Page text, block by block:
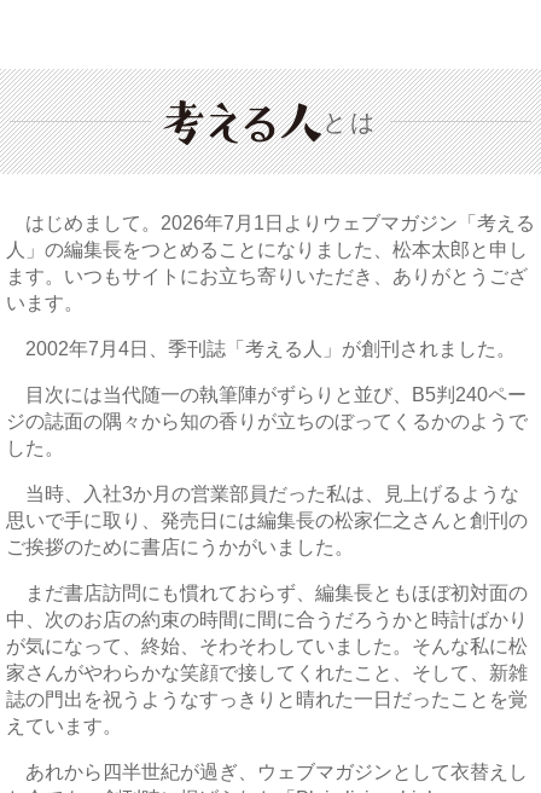
とは
はじめまして。2026年7月1日よりウェブマガジン「考える
人」の編集長をつとめることになりました、松本太郎と申し
ます。いつもサイトにお立ち寄りいただき、ありがとうござ
います。
2002年7月4日、季刊誌「考える人」が創刊されました。
目次には当代随一の執筆陣がずらりと並び、B5判240ペー
ジの誌面の隅々から知の香りが立ちのぼってくるかのようで
した。
当時、入社3か月の営業部員だった私は、見上げるような
思いで手に取り、発売日には編集長の松家仁之さんと創刊の
ご挨拶のために書店にうかがいました。
まだ書店訪問にも慣れておらず、編集長ともほぼ初対面の
中、次のお店の約束の時間に間に合うだろうかと時計ばかり
が気になって、終始、そわそわしていました。そんな私に松
家さんがやわらかな笑顔で接してくれたこと、そして、新雑
誌の門出を祝うようなすっきりと晴れた一日だったことを覚
えています。
あれから四半世紀が過ぎ、ウェブマガジンとして衣替えし